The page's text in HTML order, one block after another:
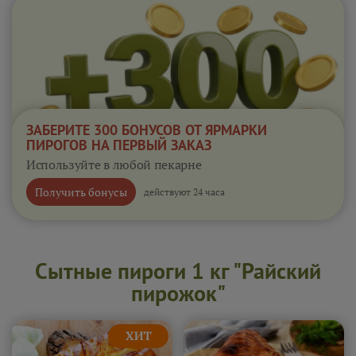
ЗАБЕРИТЕ 300 БОНУСОВ ОТ ЯРМАРКИ
ПИРОГОВ НА ПЕРВЫЙ ЗАКАЗ
Используйте в любой пекарне
Получить бонусы действуют 24 часа
Сытные пироги 1 кг "Райский
пирожок"